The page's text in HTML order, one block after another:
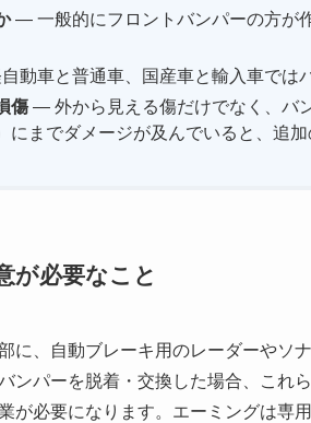
— 一般的にフロントバンパーの方が
動車と普通車、国産車と輸入車では
傷 — 外から見える傷だけでなく、バ
にまでダメージが及んでいると、追
が必要なこと
に、自動ブレーキ用のレーダーやソ
ンパーを脱着・交換した場合、これ
が必要になります。エーミングは専